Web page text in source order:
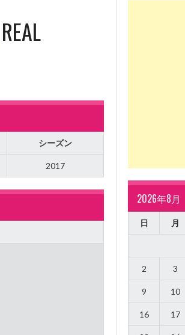
REAL
シーズン
2017
2026年8月
日 月
2 3
9 10
16 17